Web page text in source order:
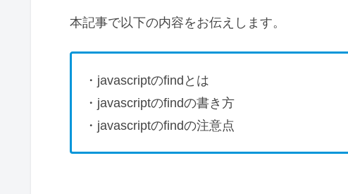
本記事で以下の内容をお伝えします。
・javascriptのfindとは
・javascriptのfindの書き方
・javascriptのfindの注意点